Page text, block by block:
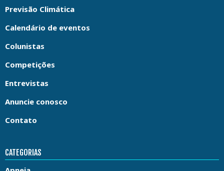
Previsão Climática
Calendário de eventos
Colunistas
Competições
Entrevistas
Anuncie conosco
Contato
CATEGORIAS